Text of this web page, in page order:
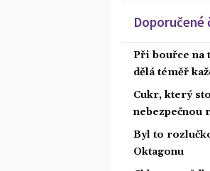
Doporučené
Při bouřce na
dělá téměř
Cukr, který
Byl to
Oktagonu